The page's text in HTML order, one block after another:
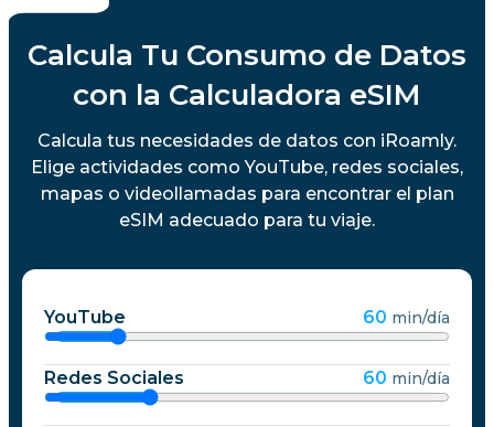
Calcula Tu Consumo de Datos
con la Calculadora eSIM
Calcula tus necesidades de datos con iRoamly.
Elige actividades como YouTube, redes sociales,
mapas o videollamadas para encontrar el plan
eSIM adecuado para tu viaje.
YouTube 60 min/día
Redes Sociales 60 min/día